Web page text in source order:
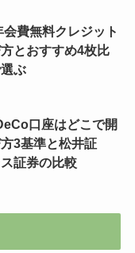
会費無料クレジット
とおすすめ4枚比
ぶ
口座はどこで開
3基準と松井証
証券の比較